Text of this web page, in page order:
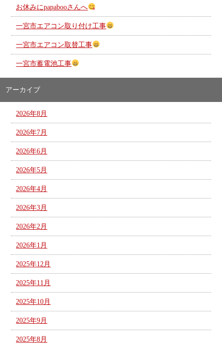
お休みにpapabooさんへ
一宮市エアコン取り付け工事
一宮市エアコン取替工事
一宮市蓄電池工事
アーカイブ
2026年8月
2026年7月
2026年6月
2026年5月
2026年4月
2026年3月
2026年2月
2026年1月
2025年12月
2025年11月
2025年10月
2025年9月
2025年8月